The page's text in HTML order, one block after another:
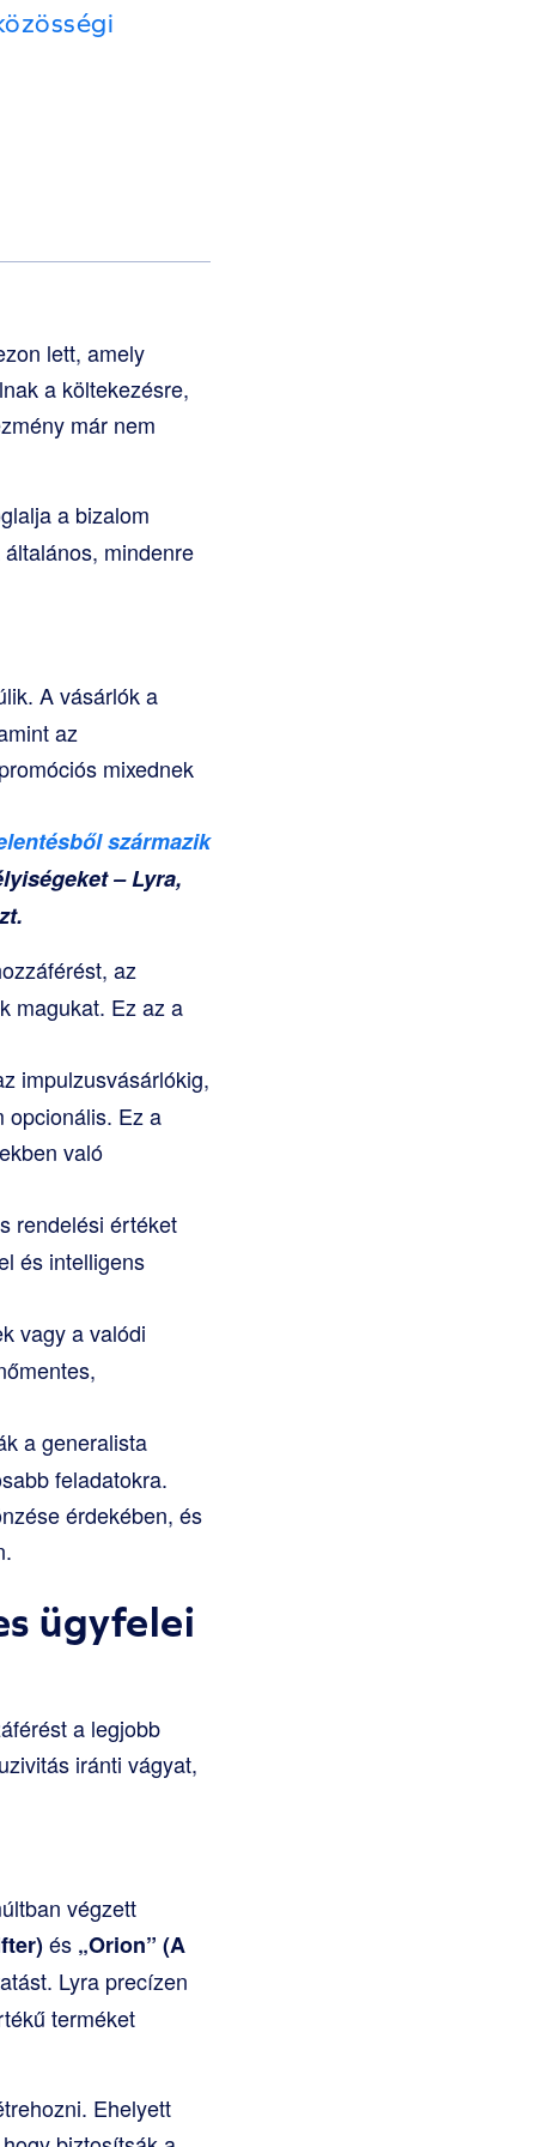
lett, amely
a költekezésre,
már nem
a bizalom
mindenre
A vásárlók a
az
mixednek
származik
– Lyra,
az
magukat. Ez az a
impulzusvásárlókig,
opcionális. Ez a
való
rendelési értéket
és intelligens
vagy a valódi
a generalista
feladatokra.
érdekében, és
ügyfelei
a legjobb
iránti vágyat,
végzett
és „Orion” (A
Lyra precízen
terméket
Ehelyett